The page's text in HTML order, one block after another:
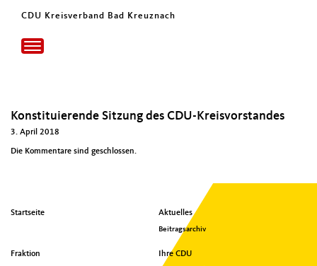
CDU Kreisverband Bad Kreuznach
Toggle
navigation
Konstituierende Sitzung des CDU-Kreisvorstandes
3. April 2018
Die Kommentare sind geschlossen.
Seitenübersicht
Footer
Startseite Aktuelles
Beitragsarchiv
Fraktion Ihre CDU